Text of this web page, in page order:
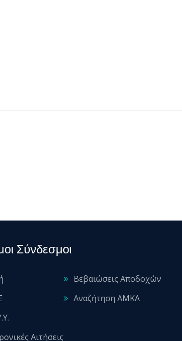
Σύνδεσμοι
Αιτήσεις
Βεβαιώσεις Αποδοχών
Αναζήτηση ΑΜΚΑ